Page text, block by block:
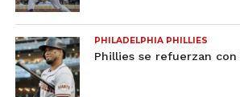
PHILADELPHIA PHILLIES
Phillies se refuerzan con